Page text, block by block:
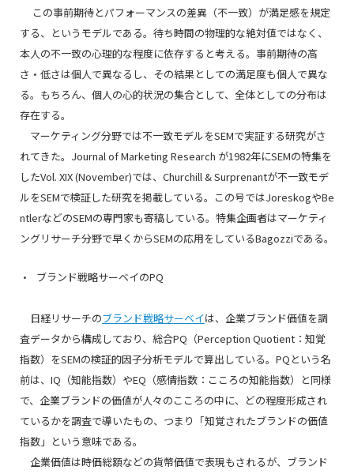
この事前期待とパフォーマンスの差異（不一致）が満足感を規定
する、というモデルである。待ち時間の物理的な絶対値ではなく、
本人の不一致の心理的な程度に依存すると考える。事前期待の高
さ・低さは個人で異なるし、その結果としての満足度も個人で異な
る。もちろん、個人の心的状況の集合として、全体としての分布は
存在する。
マーケティング分野では不一致モデルをSEMで実証する研究がさ
れてきた。 Journal of Marketing Research が1982年にSEMの特集を
したVol. XIX (November)では、Churchill & Surprenantが不一致モデ
ルをSEMで検証した研究を掲載している。この号ではJoreskogやBe
ntlerなどのSEMの専門家も寄稿している。特集企画者はマーケティ
ングリサーチ分野で早くからSEMの応用をしているBagozziである。
ブランド戦略サーベイのPQ
日経リサーチのブランド戦略サーベイは、企業ブランド価値を調
査データから構成しており、総合PQ（Perception Quotient：知覚
指数）をSEMの検証的因子分析モデルで算出している。PQという名
前は、IQ（知能指数）やEQ（感情指数：こころの知能指数）と同様
で、企業ブランドの価値が人々のこころの中に、どの程度形成され
ているかを調査で導いたもの、つまり「知覚されたブランドの価値
指数」という意味である。
企業価値は時価総額などの貨幣価値で表現もされるが、ブランド